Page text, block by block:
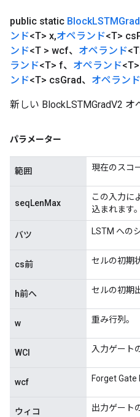
public static BlockLSTMGrad
ンド<T> x,オペランド<T> cs
ンド<T > wcf、 オペランド
ランド<T> f、 オペランド<T>
ンド<T> csGrad、 オペランド
新しい BlockLSTMGradV2
パラメーター
範囲 現在のスコ
seqLenMax
この入力に
込まれます。
バツ LSTM への
cs前 セルの初期
h前へ セルの初期
w 重み行列。
WCI 入力ゲート
wcf Forget Gate
ウィコ 出力ゲート